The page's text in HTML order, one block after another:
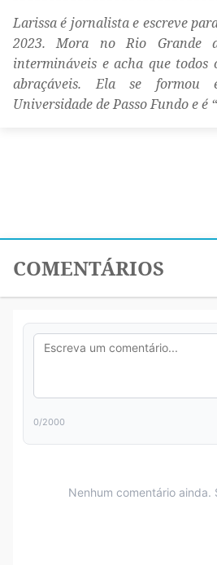
Larissa é jornalista e escreve
2023. Mora no Rio Grande
intermináveis e acha que todos
abraçáveis. Ela se formou
Universidade de Passo Fundo e é
COMENTÁRIOS